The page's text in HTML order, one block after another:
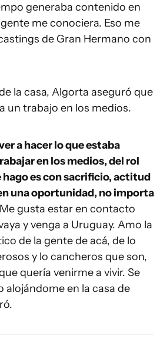
generaba contenido en
me conociera. Eso me
de Gran Hermano con
la casa, Algorta aseguró que
un trabajo en los medios.
a hacer lo que estaba
en los medios, del rol
hago es con sacrificio, actitud
una oportunidad, no importa
Me gusta estar en contacto
y venga a Uruguay. Amo la
de la gente de acá, de lo
y lo cancheros que son,
quería venirme a vivir. Se
alojándome en la casa de